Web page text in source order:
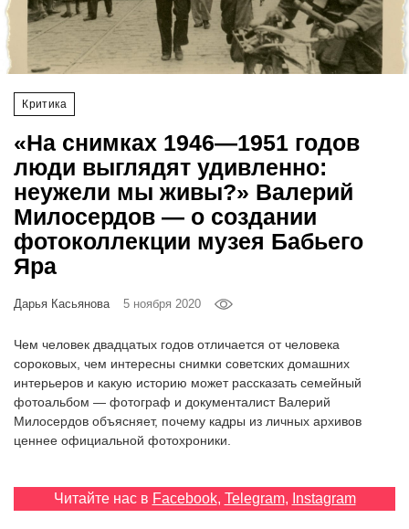
Критика
«На снимках 1946—1951 годов
люди выглядят удивленно:
неужели мы живы?» Валерий
Милосердов — о создании
фотоколлекции музея Бабьего
Яра
Дарья Касьянова 5 ноября 2020
Чем человек двадцатых годов отличается от человека
сороковых, чем интересны снимки советских домашних
интерьеров и какую историю может рассказать семейный
фотоальбом — фотограф и документалист Валерий
Милосердов объясняет, почему кадры из личных архивов
ценнее официальной фотохроники.
Читайте нас в Facebook, Telegram, Instagram